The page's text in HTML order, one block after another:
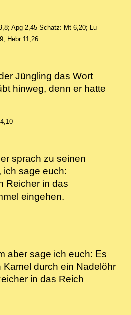
Apg 2,45 Schatz: Mt 6,20; Lu
Hebr 11,26
Jüngling das Wort
hinweg, denn er hatte
sprach zu seinen
ich sage euch:
Reicher in das
eingehen.
aber sage ich euch: Es
Kamel durch ein Nadelöhr
in das Reich